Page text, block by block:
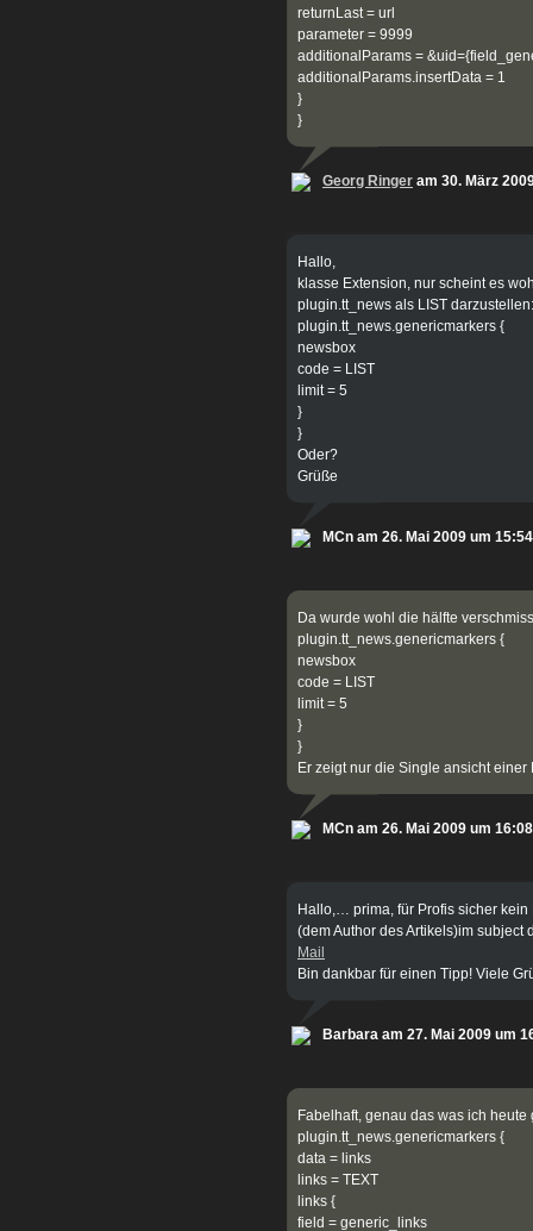
returnLast = url
parameter = 9999
additionalParams =
additionalParams.insertData = 1
}
}
Georg Ringer am 30. März
Hallo,
klasse Extension, nur scheint es
plugin.tt_news als LIST darzustellen:
plugin.tt_news.genericmarkers {
newsbox
code = LIST
limit = 5
}
}
Oder?
Grüße
MCn am 26. Mai 2009 um 15:54
Da wurde wohl die hälfte
plugin.tt_news.genericmarkers {
newsbox
code = LIST
limit = 5
}
}
Er zeigt nur die Single ansicht einer
MCn am 26. Mai 2009 um 16:08
Hallo,… prima, für Profis sicher
(dem Author des Artikels)im subject
Mail
Bin dankbar für einen Tipp! Viele
Barbara am 27. Mai 2009 um
Fabelhaft, genau das was ich
plugin.tt_news.genericmarkers {
data = links
links = TEXT
links {
field = generic_links